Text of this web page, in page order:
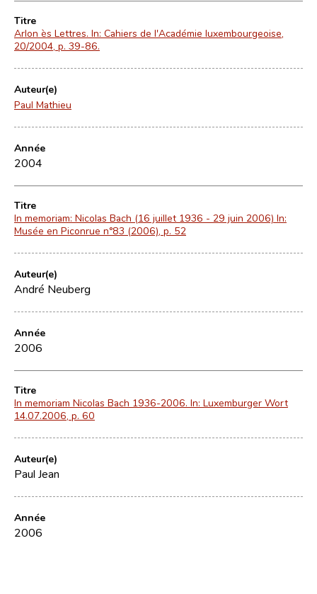
Titre
Arlon ès Lettres. In: Cahiers de l'Académie luxembourgeoise,
20/2004, p. 39-86.
Auteur(e)
Paul Mathieu
Année
2004
Titre
In memoriam: Nicolas Bach (16 juillet 1936 - 29 juin 2006) In:
Musée en Piconrue n°83 (2006), p. 52
Auteur(e)
André Neuberg
Année
2006
Titre
In memoriam Nicolas Bach 1936-2006. In: Luxemburger Wort
14.07.2006, p. 60
Auteur(e)
Paul Jean
Année
2006